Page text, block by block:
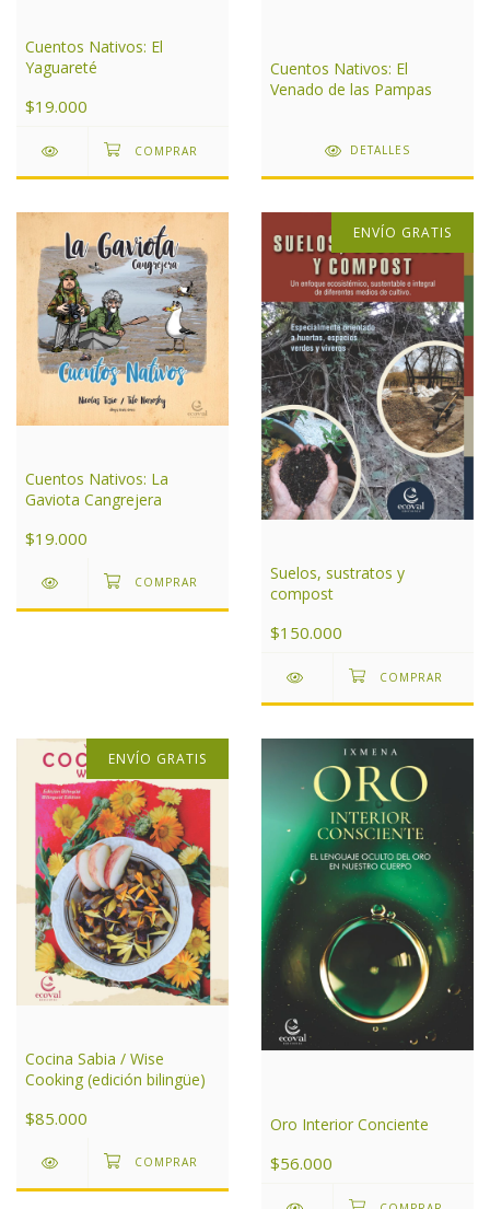
Cuentos Nativos: El
Yaguareté
$19.000
Cuentos Nativos: El
Venado de las Pampas
DETALLES
Cuentos Nativos: La
Gaviota Cangrejera
$19.000
ENVÍO GRATIS
Suelos, sustratos y
compost
$150.000
ENVÍO GRATIS
Cocina Sabia / Wise
Cooking (edición bilingüe)
$85.000 Oro Interior Conciente
$56.000